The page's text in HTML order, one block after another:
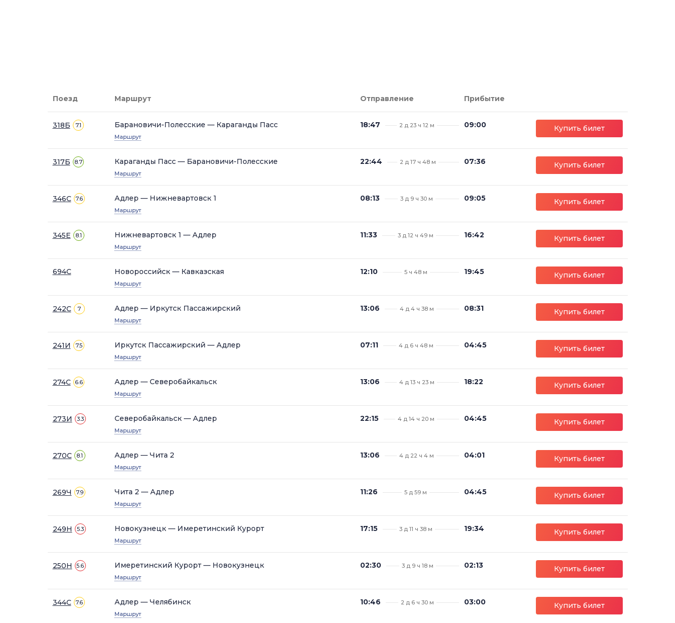
Поезд Маршрут Отправление Прибытие
318Б 7.1 Барановичи-Полесские — Караганды Пасс
Маршрут
18:47 2 д 23 ч 12 м 09:00 Купить билет
317Б 8.7 Караганды Пасс — Барановичи-Полесские
Маршрут
22:44 2 д 17 ч 48 м 07:36 Купить билет
346С 7.6 Адлер — Нижневартовск 1
Маршрут
08:13 3 д 9 ч 30 м 09:05 Купить билет
345Е 8.1 Нижневартовск 1 — Адлер
Маршрут
11:33 3 д 12 ч 49 м 16:42 Купить билет
694С Новороссийск — Кавказская
Маршрут
12:10 5 ч 48 м 19:45 Купить билет
242С 7 Адлер — Иркутск Пассажирский
Маршрут
13:06 4 д 4 ч 38 м 08:31 Купить билет
241И 7.5 Иркутск Пассажирский — Адлер
Маршрут
07:11 4 д 6 ч 48 м 04:45 Купить билет
274С 6.6 Адлер — Северобайкальск
Маршрут
13:06 4 д 13 ч 23 м 18:22 Купить билет
273И 3.3 Северобайкальск — Адлер
Маршрут
22:15 4 д 14 ч 20 м 04:45 Купить билет
270С 8.1 Адлер — Чита 2
Маршрут
13:06 4 д 22 ч 4 м 04:01 Купить билет
269Ч 7.9 Чита 2 — Адлер
Маршрут
11:26 5 д 59 м 04:45 Купить билет
249Н 5.3 Новокузнецк — Имеретинский Курорт
Маршрут
17:15 3 д 11 ч 38 м 19:34 Купить билет
250Н 5.6 Имеретинский Курорт — Новокузнецк
Маршрут
02:30 3 д 9 ч 18 м 02:13 Купить билет
344С 7.6 Адлер — Челябинск
Маршрут
10:46 2 д 6 ч 30 м 03:00 Купить билет